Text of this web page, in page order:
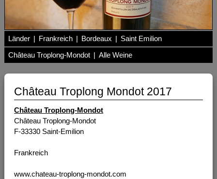
Länder | Frankreich | Bordeaux | Saint Emilion
Château Troplong-Mondot | Alle Weine
Château Troplong Mondot 2017
Château Troplong-Mondot
Château Troplong-Mondot
F-33330 Saint-Emilion
Frankreich
www.chateau-troplong-mondot.com